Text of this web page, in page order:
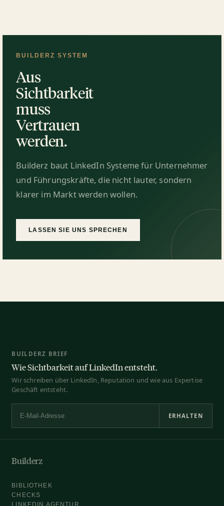
BUILDERZ SYSTEM
Aus
Sichtbarkeit
muss
Vertrauen
werden.
Builderz baut LinkedIn Systeme für Unternehmer
und Führungskräfte, die nicht lauter, sondern
klarer im Markt werden wollen.
LASSEN SIE UNS SPRECHEN
BUILDERZ BRIEF
Wie Sichtbarkeit auf LinkedIn entsteht.
Wir schreiben über LinkedIn, Reputation und wie aus Expertise
Geschäft entsteht.
E-Mail-Adresse
ERHALTEN
Builderz
BIBLIOTHEK
CHECKS
LINKEDIN AGENTUR